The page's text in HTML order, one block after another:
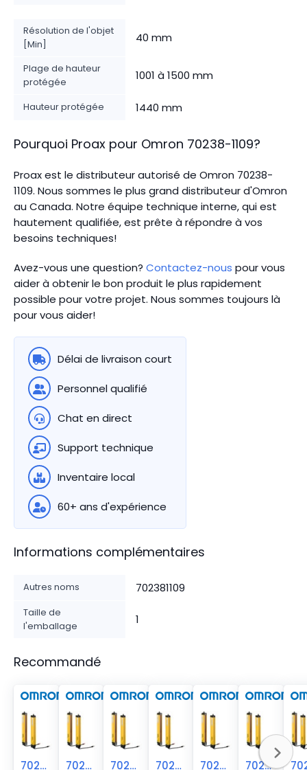
Résolution de l'objet
[Min]
40 mm
Plage de hauteur
protégée
1001 à 1500 mm
Hauteur protégée 1440 mm
Pourquoi Proax pour Omron 70238-1109?
Proax est le distributeur autorisé de Omron 70238-
1109. Nous sommes le plus grand distributeur d'Omron
au Canada. Notre équipe technique interne, qui est
hautement qualifiée, est prête à répondre à vos
besoins techniques!
Avez-vous une question? Contactez-nous pour vous
aider à obtenir le bon produit le plus rapidement
possible pour votre projet. Nous sommes toujours là
pour vous aider!
Délai de livraison court
Personnel qualifié
Chat en direct
Support technique
Inventaire local
60+ ans d'expérience
Informations complémentaires
Autres noms 702381109
Taille de
l'emballage
1
Recommandé
70238-1108 70238-1107 70238-1106 70238-1105 70238-1104 70238-1103